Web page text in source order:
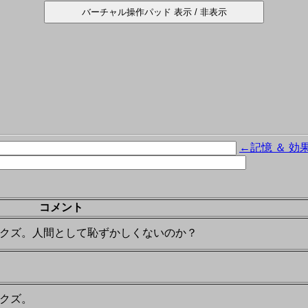
←記憶 ＆ 効
コメント
ズ。人間として恥ずかしくないのか？
ズ。